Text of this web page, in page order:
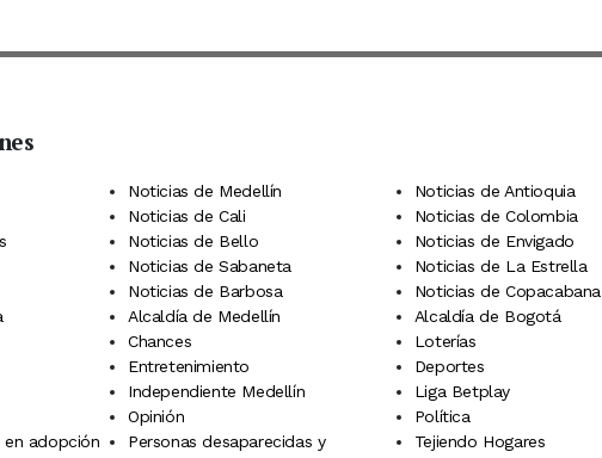
Noticias de Medellín
Noticias de Antioquia
Noticias de Cali
Noticias de Colombia
Noticias de Bello
Noticias de Envigado
Noticias de Sabaneta
Noticias de La Estrella
Noticias de Barbosa
Noticias de Copacabana
Alcaldía de Medellín
Alcaldía de Bogotá
Chances
Loterías
Entretenimiento
Deportes
Independiente Medellín
Liga Betplay
Opinión
Política
en adopción
Personas desaparecidas y
Tejiendo Hogares